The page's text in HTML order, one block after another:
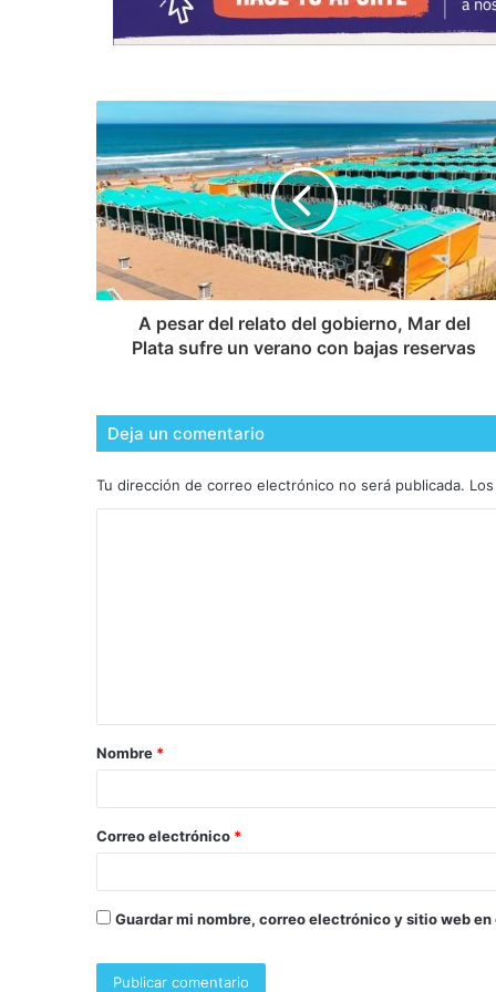
A pesar del relato del gobierno, Mar del
Plata sufre un verano con bajas reservas
Deja un comentario
Tu dirección de correo electrónico no será publicada.
Nombre *
Correo electrónico *
Guardar mi nombre, correo electrónico y sitio web